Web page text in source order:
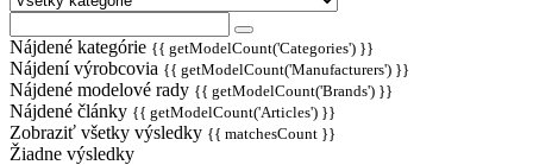
Nájdené kategórie {{ getModelCount('Categories') }}
Nájdení výrobcovia {{ getModelCount('Manufacturers') }}
Nájdené modelové rady {{ getModelCount('Brands') }}
Nájdené články {{ getModelCount('Articles') }}
Zobraziť všetky výsledky {{ matchesCount }}
Žiadne výsledky